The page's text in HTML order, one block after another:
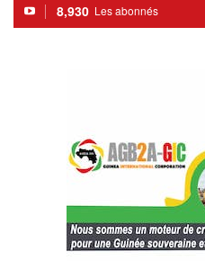
8,930 Les abonnés